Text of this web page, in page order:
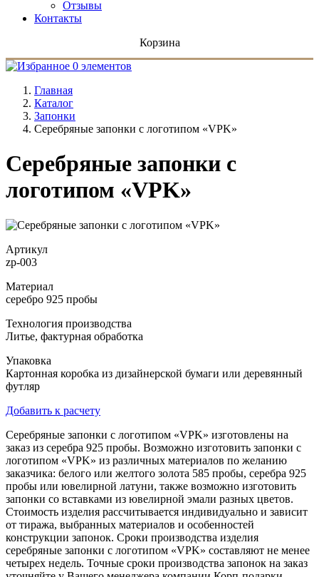
Отзывы
Контакты
Корзина
0 элементов
Главная
Каталог
Запонки
Серебряные запонки с логотипом «VPK»
Серебряные запонки с
логотипом «VPK»
Артикул
zp-003
Материал
серебро 925 пробы
Технология производства
Литье, фактурная обработка
Упаковка
Картонная коробка из дизайнерской бумаги или деревянный
футляр
Добавить к расчету
Серебряные запонки с логотипом «VPK» изготовлены на
заказ из серебра 925 пробы. Возможно изготовить запонки с
логотипом «VPK» из различных материалов по желанию
заказчика: белого или желтого золота 585 пробы, серебра 925
пробы или ювелирной латуни, также возможно изготовить
запонки со вставками из ювелирной эмали разных цветов.
Стоимость изделия рассчитывается индивидуально и зависит
от тиража, выбранных материалов и особенностей
конструкции запонок. Сроки производства изделия
серебряные запонки с логотипом «VPK» составляют не менее
четырех недель. Точные сроки производства запонок на заказ